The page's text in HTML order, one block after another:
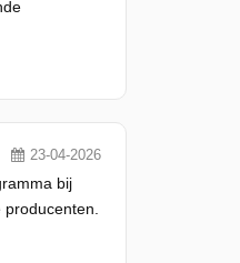
23-04-2026
bij